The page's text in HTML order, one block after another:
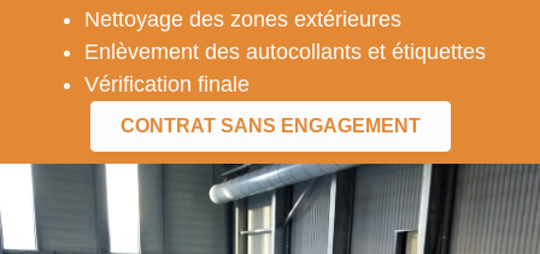
Nettoyage des zones extérieures
Enlèvement des autocollants et étiquettes
Vérification finale
CONTRAT SANS ENGAGEMENT